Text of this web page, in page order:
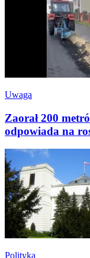
Uwaga
Zaorał 200
odpowiada na
Polityka